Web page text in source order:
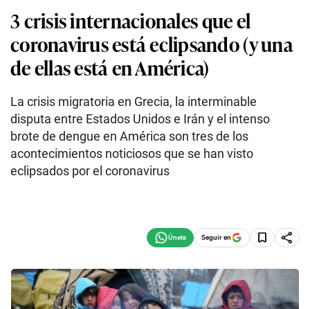
3 crisis internacionales que el
coronavirus está eclipsando (y una
de ellas está en América)
La crisis migratoria en Grecia, la interminable
disputa entre Estados Unidos e Irán y el intenso
brote de dengue en América son tres de los
acontecimientos noticiosos que se han visto
eclipsados por el coronavirus
Seguir en